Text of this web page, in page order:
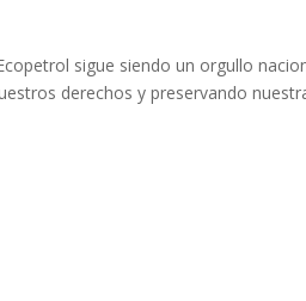
sigue siendo un orgullo
derechos y preservando